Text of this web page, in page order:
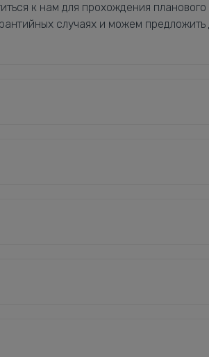
к нам для прохождения планового
случаях и можем предложить